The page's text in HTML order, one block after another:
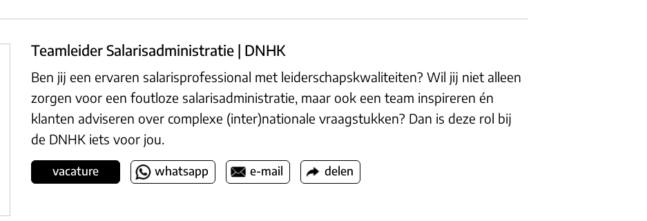
Teamleider Salarisadministratie | DNHK
Ben jij een ervaren salarisprofessional met leiderschapskwaliteiten? Wil jij niet alleen
zorgen voor een foutloze salarisadministratie, maar ook een team inspireren én
klanten adviseren over complexe (inter)nationale vraagstukken? Dan is deze rol bij
de DNHK iets voor jou.
vacature whatsapp e-mail delen